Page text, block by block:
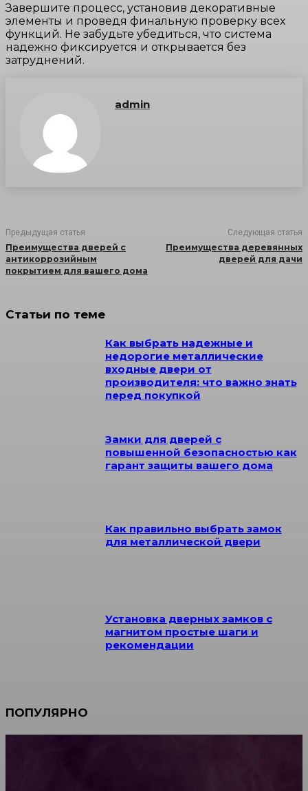
Завершите процесс, установив декоративные
элементы и проведя финальную проверку всех
функций. Не забудьте убедиться, что система
надежно фиксируется и открывается без
затруднений.
admin
Предыдущая статья
Преимущества дверей с
антикоррозийным
покрытием для вашего дома
Следующая статья
Преимущества деревянных
дверей для дачи
Статьи по теме
Как выбрать надежные и
недорогие металлические
входные двери от
производителя: что важно знать
перед покупкой
Замки для дверей с
повышенной безопасностью как
гарант защиты вашего дома
Как правильно выбрать замок
для металлической двери
Установка дверных замков с
магнитом простые шаги и
рекомендации
ПОПУЛЯРНО